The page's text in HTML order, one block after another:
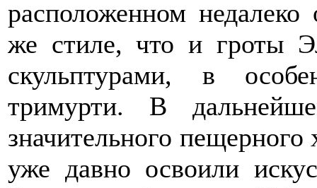
расположенном
же стиле, что и гроты
скульптурами, в
тримурти. В
значительного
уже давно освоили